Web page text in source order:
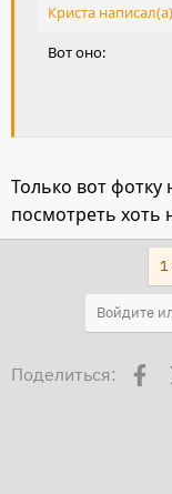
Криста
Bот оно:
Только вот фотку
посмотреть хоть
1
Войдите
Поделиться: